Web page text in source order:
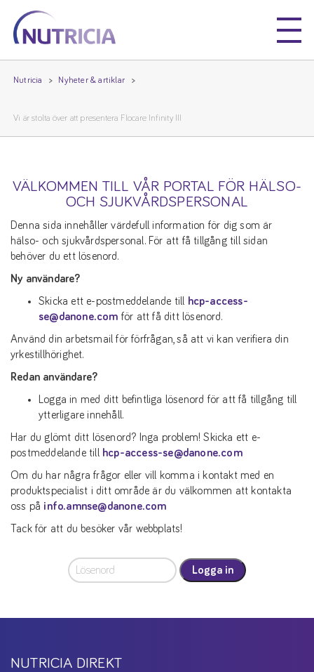
Nutricia
Nutricia
Nutricia Nyheter & artiklar
Vi är stolta över att presentera Flocare Infinity III
VÄLKOMMEN TILL VÅR PORTAL FÖR HÄLSO-
OCH SJUKVÅRDSPERSONAL
Denna sida innehåller värdefull information för dig som är
hälso- och sjukvårdspersonal. För att få tillgång till sidan
behöver du ett lösenord.
Ny användare?
Skicka ett e-postmeddelande till
hcp-access-
se@danone.com för att få ditt lösenord.
Använd din arbetsmail för förfrågan, så att vi kan verifiera din
yrkestillhörighet.
Redan användare?
Logga in med ditt befintliga lösenord för att få tillgång till
ytterligare innehåll.
Har du glömt ditt lösenord? Inga problem! Skicka ett e-
postmeddelande till
hcp-access-se@danone.com
Om du har några frågor eller vill komma i kontakt med en
produktspecialist i ditt område är du välkommen att kontakta
oss på info.amnse@danone.com
Tack för att du besöker vår webbplats!
Logga in
NUTRICIA DIREKT